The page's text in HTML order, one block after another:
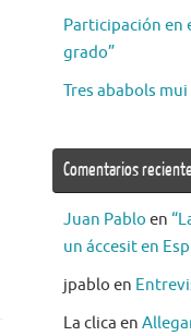
Participación en
grado”
Tres ababols
Comentarios
Juan Pablo en
un áccesit en
jpablo en
La clica en